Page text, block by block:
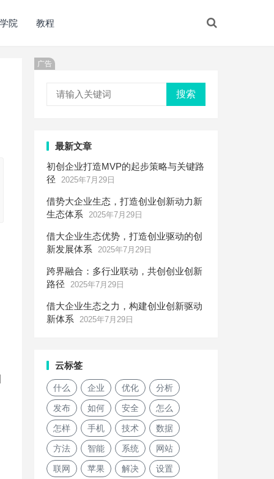
院 教程
广告
搜索
最新文章
初创企业打造MVP的起步策略与关键路
径
2025年7月29日
借势大企业生态，打造创业创新动力新
生态体系
2025年7月29日
借大企业生态优势，打造创业驱动的创
新发展体系
2025年7月29日
跨界融合：多行业联动，共创创业创新
路径
2025年7月29日
借大企业生态之力，构建创业创新驱动
新体系
2025年7月29日
云标签
什么 企业 优化 分析
发布 如何 安全 怎么
怎样 手机 技术 数据
方法 智能 系统 网站
联网 苹果 解决 设置